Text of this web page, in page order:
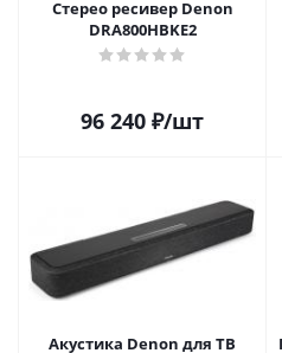
Стерео ресивер Denon
DRA800HBKE2
96 240 ₽/шт
Акустика Denon для ТВ